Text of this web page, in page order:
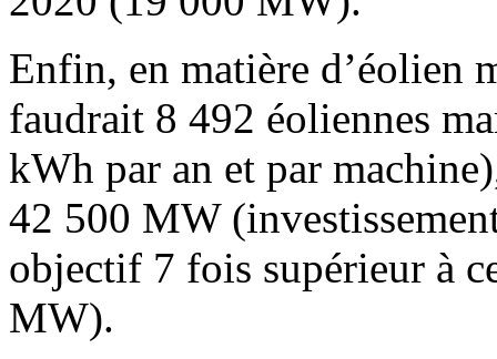
Enfin, en matière
faudrait 8 492 éoliennes
kWh par an et par
42 500 MW
objectif 7 fois supérieur à
MW).